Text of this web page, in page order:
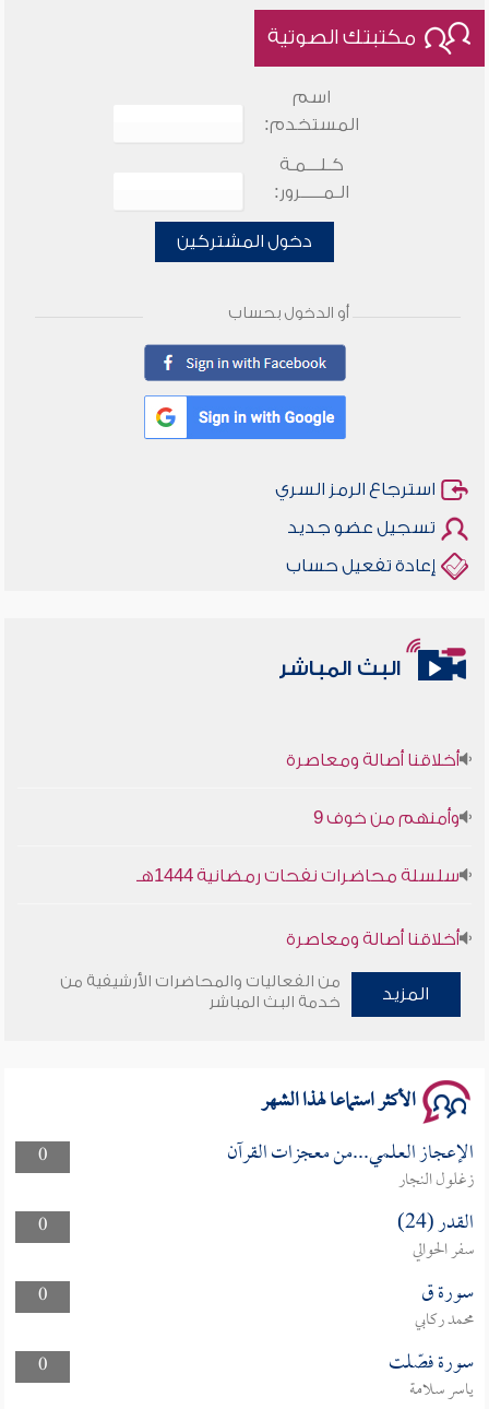
مكتبتك الصوتية
اسم
المستخدم:
كـلـــمـة
الـمـــــرور:
دخول المشتركين
أو الدخول بحساب
استرجاع الرمز السري
تسجيل عضو جديد
إعادة تفعيل حساب
البث المباشر
أخلاقنا أصالة ومعاصرة
وأمنهم من خوف 9
سلسلة محاضرات نفحات رمضانية 1444هـ
أخلاقنا أصالة ومعاصرة
وأمنهم من خوف 9
المزيد
من الفعاليات والمحاضرات الأرشيفية من
خدمة البث المباشر
الأكثر استماعا لهذا الشهر
0 الإعجاز العلمي...من معجزات القرآن
زغلول النجار
0
القدر (24)
سفر الحوالي
0
سورة ق
محمد ركابي
0
سورة فصّلت
ياسر سلامة